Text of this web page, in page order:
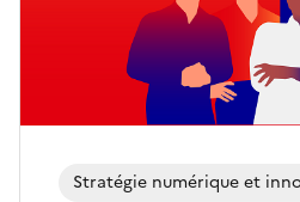
Stratégie numérique et